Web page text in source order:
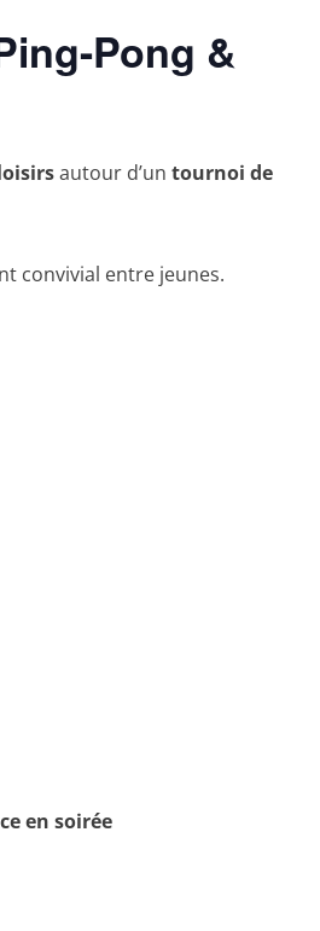
Pong &
autour d’un tournoi de
convivial entre jeunes.
en soirée